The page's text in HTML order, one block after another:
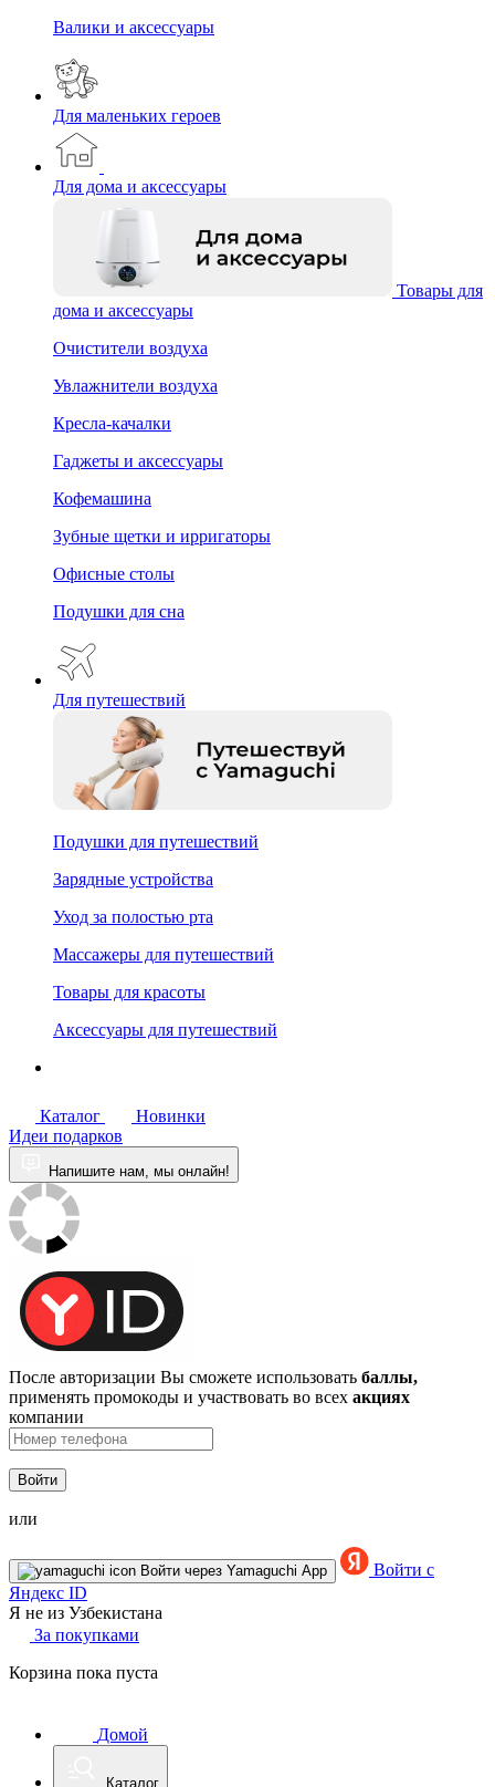
Валики и аксессуары
Для маленьких героев
Для дома и аксессуары
Товары для
дома и аксессуары
Очистители воздуха
Увлажнители воздуха
Кресла-качалки
Гаджеты и аксессуары
Кофемашина
Зубные щетки и ирригаторы
Офисные столы
Подушки для сна
Для путешествий
Подушки для путешествий
Зарядные устройства
Уход за полостью рта
Массажеры для путешествий
Товары для красоты
Аксессуары для путешествий
Каталог
Новинки
Идеи подарков
Напишите нам, мы онлайн!
После авторизации Вы сможете использовать баллы,
применять промокоды и участвовать во всех акциях
компании
Войти
или
Войти через Yamaguchi App
Войти с
Яндекс ID
Я не из Узбекистана
За покупками
Корзина пока пуста
Домой
Каталог